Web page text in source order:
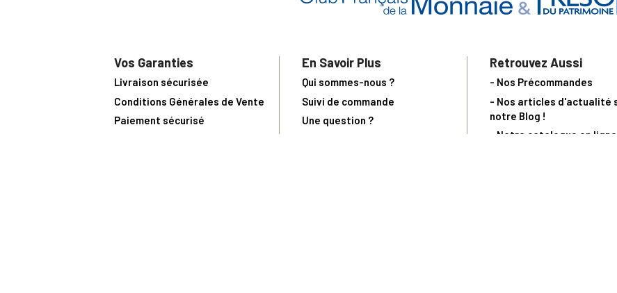
Vos Garanties
Livraison sécurisée
Conditions Générales de Vente
Paiement sécurisé
En Savoir Plus
Qui sommes-nous ?
Suivi de commande
Une question ?
Retrouvez Aussi
- Nos Précommandes
- Nos articles d'actualité
notre Blog !
- Notre catalogue en ligne